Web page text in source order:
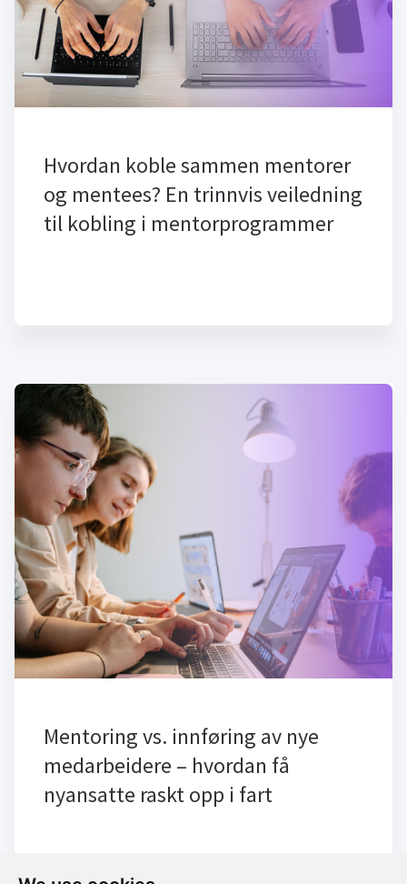
Hvordan koble sammen mentorer
og mentees? En trinnvis veiledning
til kobling i mentorprogrammer
Mentoring vs. innføring av nye
medarbeidere – hvordan få
nyansatte raskt opp i fart